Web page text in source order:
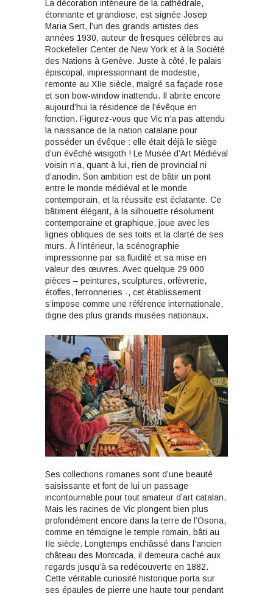
La décoration intérieure de la cathédrale,
étonnante et grandiose, est signée Josep
Maria Sert, l’un des grands artistes des
années 1930, auteur de fresques célèbres au
Rockefeller Center de New York et à la Société
des Nations à Genève. Juste à côté, le palais
épiscopal, impressionnant de modestie,
remonte au XIIe siècle, malgré sa façade rose
et son bow-window inattendu. Il abrite encore
aujourd’hui la résidence de l’évêque en
fonction. Figurez-vous que Vic n’a pas attendu
la naissance de la nation catalane pour
posséder un évêque : elle était déjà le siège
d’un évêché wisigoth ! Le Musée d’Art Médiéval
voisin n’a, quant à lui, rien de provincial ni
d’anodin. Son ambition est de bâtir un pont
entre le monde médiéval et le monde
contemporain, et la réussite est éclatante. Ce
bâtiment élégant, à la silhouette résolument
contemporaine et graphique, joue avec les
lignes obliques de ses toits et la clarté de ses
murs. À l’intérieur, la scénographie
impressionne par sa fluidité et sa mise en
valeur des œuvres. Avec quelque 29 000
pièces – peintures, sculptures, orfèvrerie,
étoffes, ferronneries -, cet établissement
s’impose comme une référence internationale,
digne des plus grands musées nationaux.
Ses collections romanes sont d’une beauté
saisissante et font de lui un passage
incontournable pour tout amateur d’art catalan.
Mais les racines de Vic plongent bien plus
profondément encore dans la terre de l’Osona,
comme en témoigne le temple romain, bâti au
IIe siècle. Longtemps enchâssé dans l’ancien
château des Montcada, il demeura caché aux
regards jusqu’à sa redécouverte en 1882.
Cette véritable curiosité historique porta sur
ses épaules de pierre une haute tour pendant